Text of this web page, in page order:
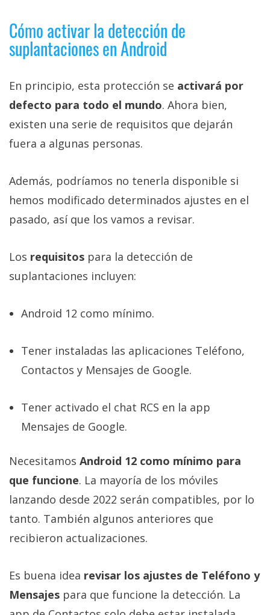
Cómo activar la detección de
suplantaciones en Android
En principio, esta protección se activará por
defecto para todo el mundo. Ahora bien,
existen una serie de requisitos que dejarán
fuera a algunas personas.
Además, podríamos no tenerla disponible si
hemos modificado determinados ajustes en el
pasado, así que los vamos a revisar.
Los requisitos para la detección de
suplantaciones incluyen:
Android 12 como mínimo.
Tener instaladas las aplicaciones Teléfono,
Contactos y Mensajes de Google.
Tener activado el chat RCS en la app
Mensajes de Google.
Necesitamos Android 12 como mínimo para
que funcione. La mayoría de los móviles
lanzando desde 2022 serán compatibles, por lo
tanto. También algunos anteriores que
recibieron actualizaciones.
Es buena idea revisar los ajustes de Teléfono y
Mensajes para que funcione la detección. La